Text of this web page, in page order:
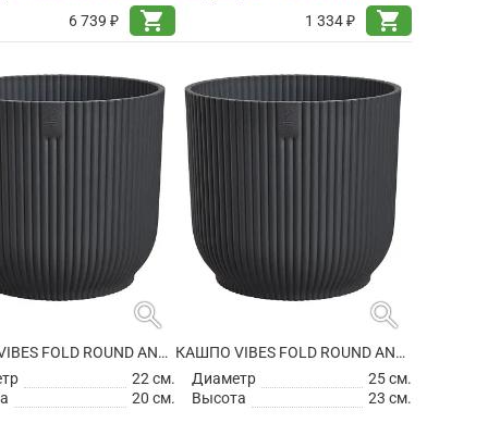
6 739 ₽
shopping_cart
1 334 ₽
shopping_cart
search
КАШПО VIBES FOLD ROUND ANTHRACITE
22 см.
20 см.
search
КАШПО VIBES FOLD ROUND ANTHRACITE
Диаметр
25 см.
Высота
23 см.